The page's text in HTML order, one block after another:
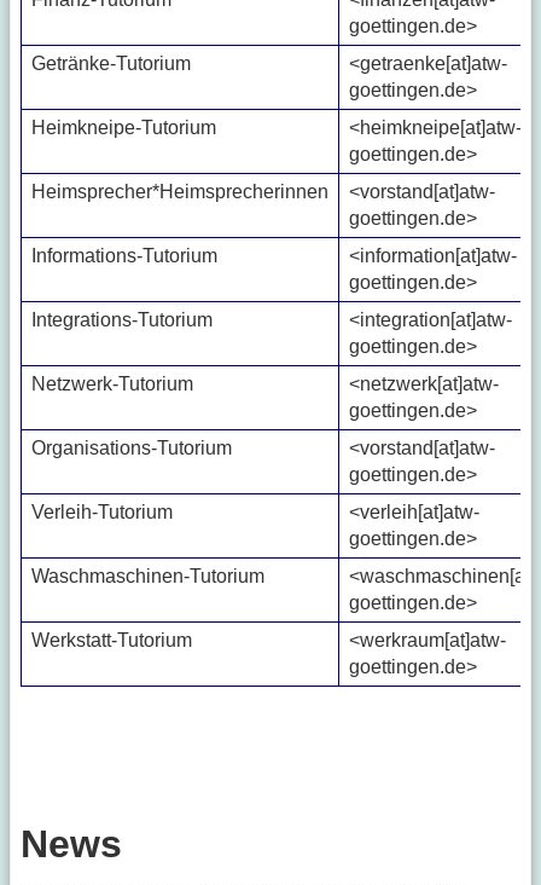
goettingen.de>
Getränke-Tutorium
<getraenke[at]atw-
goettingen.de>
Heimkneipe-Tutorium
<heimkneipe[at]atw-
goettingen.de>
Heimsprecher*Heimsprecherinnen
<vorstand[at]atw-
goettingen.de>
Informations-Tutorium
<information[at]atw-
goettingen.de>
Integrations-Tutorium
<integration[at]atw-
goettingen.de>
Netzwerk-Tutorium
<netzwerk[at]atw-
goettingen.de>
Organisations-Tutorium
<vorstand[at]atw-
goettingen.de>
Verleih-Tutorium
<verleih[at]atw-
goettingen.de>
Waschmaschinen-Tutorium
goettingen.de>
Werkstatt-Tutorium
<werkraum[at]atw-
goettingen.de>
News